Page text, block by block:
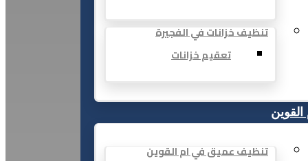
تنظيف خزانات في الفجيرة
تعقيم خزانات
القوين
تنظيف عميق في ام القوين